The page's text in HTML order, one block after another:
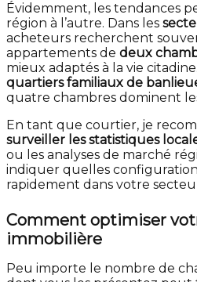
Évidemment, les tendances
région à l’autre. Dans les
acheteurs recherchent
appartements de deux
mieux adaptés à la vie
quartiers familiaux de
quatre chambres dominent
En tant que courtier, je
surveiller les statistiques
ou les analyses de marché
indiquer quelles
rapidement dans votre
Comment optimiser
immobilière
Peu importe le nombre de